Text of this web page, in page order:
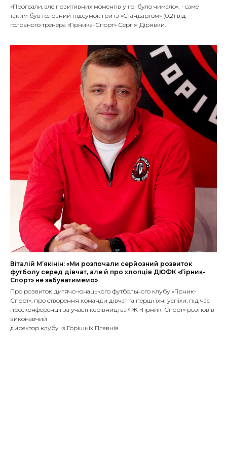
«Програли, але позитивних моментів у грі було чимало», - саме
таким був головний підсумок гри із «Стандартом» (0:2) від
головного тренера «Гірника-Спорт» Сергія Дірявки.
Віталій М’якінін: «Ми розпочали серйозний розвиток
футболу серед дівчат, але й про хлопців ДЮФК «Гірник-
Спорт» не забуватимемо»
Про розвиток дитячо-юнацького футбольного клубу «Гірник-
Спорт», про створення команди дівчат та перші їхні успіхи, під час
пресконференції за участі керівництва ФК «Гірник-Спорт» розповів
виконавчий
директор клубу із Горішніх Плавнів